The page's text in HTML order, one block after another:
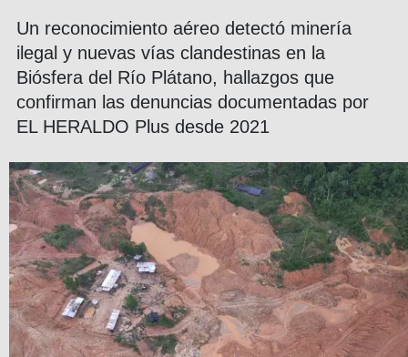
Un reconocimiento aéreo detectó minería
ilegal y nuevas vías clandestinas en la
Biósfera del Río Plátano, hallazgos que
confirman las denuncias documentadas por
EL HERALDO Plus desde 2021